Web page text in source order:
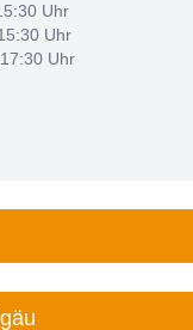
Uhr
Uhr
Uhr